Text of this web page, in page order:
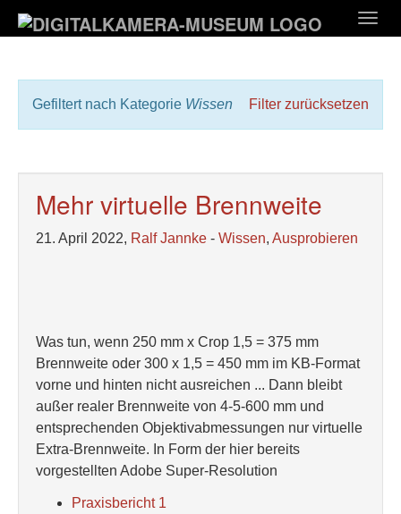
Hauptinhalt
Gefiltert nach Kategorie Wissen Filter zurücksetzen
Mehr virtuelle Brennweite
21. April 2022, Ralf Jannke - Wissen, Ausprobieren
Was tun, wenn 250 mm x Crop 1,5 = 375 mm
Brennweite oder 300 x 1,5 = 450 mm im KB-Format
vorne und hinten nicht ausreichen ... Dann bleibt
außer realer Brennweite von 4-5-600 mm und
entsprechenden Objektivabmessungen nur virtuelle
Extra-Brennweite. In Form der hier bereits
vorgestellten Adobe Super-Resolution
Praxisbericht 1